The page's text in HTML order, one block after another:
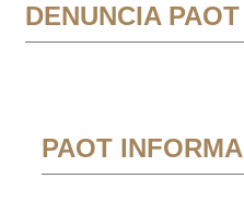
DENUNCIA PAOT
PAOT INFORMA